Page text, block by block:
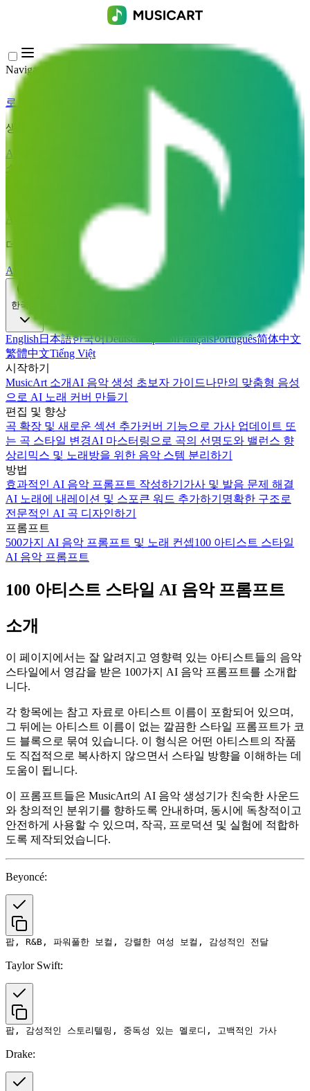
Navigation Menu
로그인
생성
AI 음악 생성기 AI 노래 커버 생성기
소리 생성기
AI 보컬 리무버 AI 음원 분리
더 많은 음악 도구
AI 마스터링 AI 미디 시퀀서 AI 악보 미디 변환
한국어
English 日本語한국어Deutsch EspañolFrançaisPortuguês简体中文
繁體中文Tiếng Việt
시작하기
MusicArt 소개 AI 음악 생성 초보자 가이드나만의 맞춤형 음성
으로 AI 노래 커버 만들기
편집 및 향상
곡 확장 및 새로운 섹션 추가커버 기능으로 가사 업데이트 또
는 곡 스타일 변경AI 마스터링으로 곡의 선명도와 밸런스 향
상리믹스 및 노래방을 위한 음악 스템 분리하기
방법
효과적인 AI 음악 프롬프트 작성하기 가사 및 발음 문제 해결
AI 노래에 내레이션 및 스포큰 워드 추가하기 명확한 구조로
전문적인 AI 곡 디자인하기
프롬프트
500가지 AI 음악 프롬프트 및 노래 컨셉100 아티스트 스타일
AI 음악 프롬프트
100 아티스트 스타일 AI 음악 프롬프트
소개
이 페이지에서는 잘 알려지고 영향력 있는 아티스트들의 음악
스타일에서 영감을 받은 100가지 AI 음악 프롬프트를 소개합
니다.
각 항목에는 참고 자료로 아티스트 이름이 포함되어 있으며,
그 뒤에는 아티스트 이름이 없는 깔끔한 스타일 프롬프트가 코
드 블록으로 묶여 있습니다. 이 형식은 어떤 아티스트의 작품
도 직접적으로 복사하지 않으면서 스타일 방향을 이해하는 데
도움이 됩니다.
이 프롬프트들은 MusicArt의 AI 음악 생성기가 친숙한 사운드
와 창의적인 분위기를 향하도록 안내하며, 동시에 독창적이고
안전하게 사용할 수 있으며, 작곡, 프로덕션 및 실험에 적합하
도록 제작되었습니다.
Beyoncé:
Taylor Swift:
Drake: